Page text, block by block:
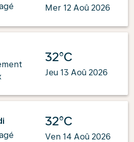
Mer 12 Aoû 2026
32°C
Jeu 13 Aoû 2026
32°C
Ven 14 Aoû 2026